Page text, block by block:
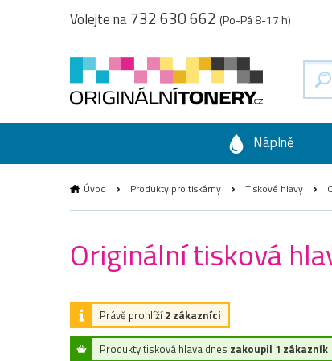
Volejte na732 630 662 (Po-Pá 8-17 h)
Náplně
Úvod Produkty pro tiskárny Tiskové hlavy
Originální tisková
Právě prohlíží2 zákazníci
Produkty tisková hlava dnes zakoupil 1 zákazník